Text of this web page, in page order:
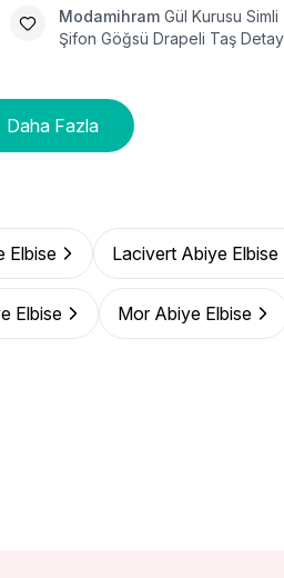
Modamihram Gül Kurusu Simli
Şifon Göğsü Drapeli Taş
Daha Fazla
Elbise Lacivert Abiye Elbise
Elbise Mor Abiye Elbise